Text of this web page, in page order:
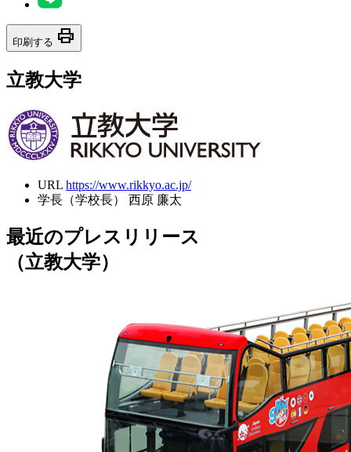
印刷する print
立教大学
URL https://www.rikkyo.ac.jp/
学長（学校長）
西原 廉太
最近のプレスリリース
（立教大学）